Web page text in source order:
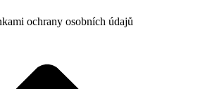
ochrany osobních údajů